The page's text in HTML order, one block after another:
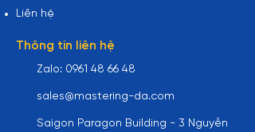
Liên hệ
Thông tin liên hệ
Zalo: 0961 48 66 48
sales@mastering-da.com
Saigon Paragon Building - 3 Nguyễn